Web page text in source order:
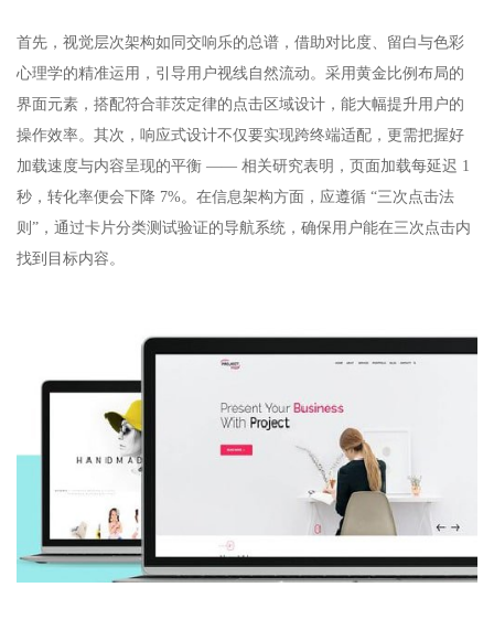
首先，视觉层次架构如同交响乐的总谱，借助对比度、留白与色彩
心理学的精准运用，引导用户视线自然流动。采用黄金比例布局的
界面元素，搭配符合菲茨定律的点击区域设计，能大幅提升用户的
操作效率。其次，响应式设计不仅要实现跨终端适配，更需把握好
加载速度与内容呈现的平衡 —— 相关研究表明，页面加载每延迟 1
秒，转化率便会下降 7%。在信息架构方面，应遵循 “三次点击法
则”，通过卡片分类测试验证的导航系统，确保用户能在三次点击内
找到目标内容。​